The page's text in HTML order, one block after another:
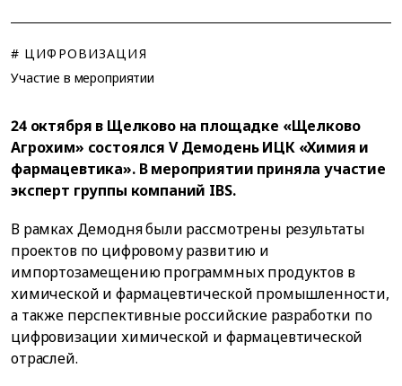
# ЦИФРОВИЗАЦИЯ
Участие в мероприятии
24 октября в Щелково на площадке «Щелково
Агрохим» состоялся V Демодень ИЦК «Химия и
фармацевтика». В мероприятии приняла участие
эксперт группы компаний IBS.
В рамках Демодня были рассмотрены результаты
проектов по цифровому развитию и
импортозамещению программных продуктов в
химической и фармацевтической промышленности,
а также перспективные российские разработки по
цифровизации химической и фармацевтической
отраслей.